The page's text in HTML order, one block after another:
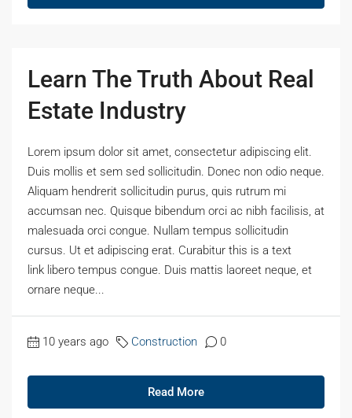
Learn The Truth About Real
Estate Industry
Lorem ipsum dolor sit amet, consectetur adipiscing elit.
Duis mollis et sem sed sollicitudin. Donec non odio neque.
Aliquam hendrerit sollicitudin purus, quis rutrum mi
accumsan nec. Quisque bibendum orci ac nibh facilisis, at
malesuada orci congue. Nullam tempus sollicitudin
cursus. Ut et adipiscing erat. Curabitur this is a text
link libero tempus congue. Duis mattis laoreet neque, et
ornare neque...
10 years ago Construction 0
Read More